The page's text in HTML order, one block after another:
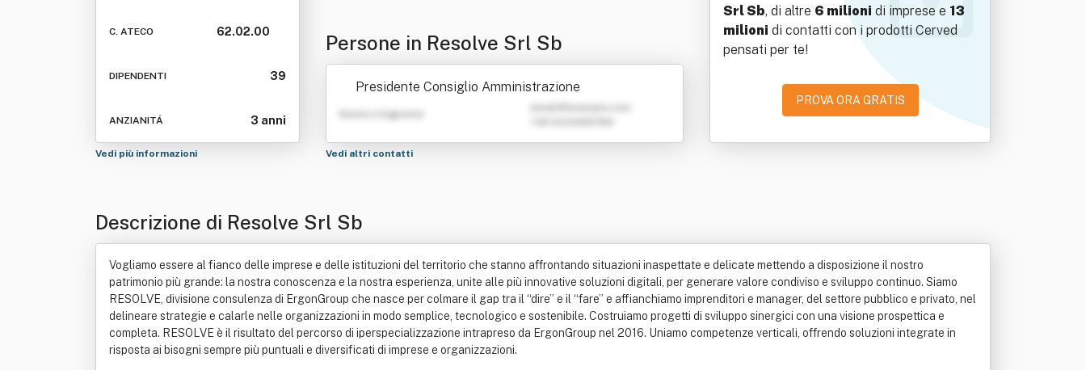
C. ATECO 62.02.00
DIPENDENTI 39
ANZIANITÁ 3 anni
Vedi più informazioni
Persone in Resolve Srl Sb
Presidente Consiglio Amministrazione
Nome e Cognome
Vedi altri contatti
Srl Sb, di altre 6 milioni di imprese e 13
milioni di contatti con i prodotti Cerved
pensati per te!
PROVA ORA GRATIS
Descrizione di Resolve Srl Sb
Vogliamo essere al fianco delle imprese e delle istituzioni del territorio che stanno affrontando situazioni inaspettate e delicate mettendo a disposizione il nostro
patrimonio più grande: la nostra conoscenza e la nostra esperienza, unite alle più innovative soluzioni digitali, per generare valore condiviso e sviluppo continuo. Siamo
RESOLVE, divisione consulenza di ErgonGroup che nasce per colmare il gap tra il “dire” e il “fare” e affianchiamo imprenditori e manager, del settore pubblico e privato, nel
delineare strategie e calarle nelle organizzazioni in modo semplice, tecnologico e sostenibile. Costruiamo progetti di sviluppo sinergici con una visione prospettica e
completa. RESOLVE è il risultato del percorso di iperspecializzazione intrapreso da ErgonGroup nel 2016. Uniamo competenze verticali, offrendo soluzioni integrate in
risposta ai bisogni sempre più puntuali e diversificati di imprese e organizzazioni.